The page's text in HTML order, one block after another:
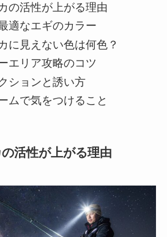
の活性が上がる理由
適なエギのカラー
に見えない色は何色？
エリア攻略のコツ
ションと誘い方
ムで気をつけること
活性が上がる理由